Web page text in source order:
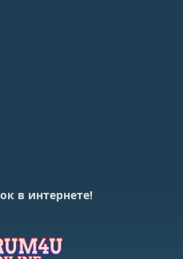
в интернете!